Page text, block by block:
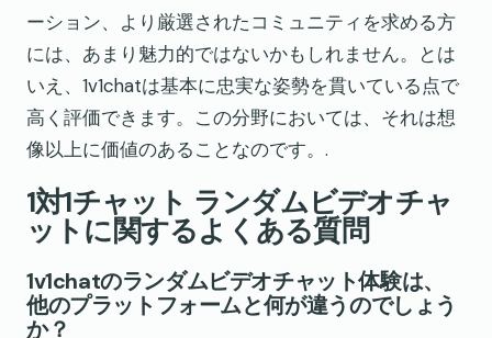
ーション、より厳選されたコミュニティを求める方
には、あまり魅力的ではないかもしれません。とは
いえ、1v1chatは基本に忠実な姿勢を貫いている点で
高く評価できます。この分野においては、それは想
像以上に価値のあることなのです。.
1対1チャット ランダムビデオチャ
ットに関するよくある質問
1v1chatのランダムビデオチャット体験は、
他のプラットフォームと何が違うのでしょう
か？